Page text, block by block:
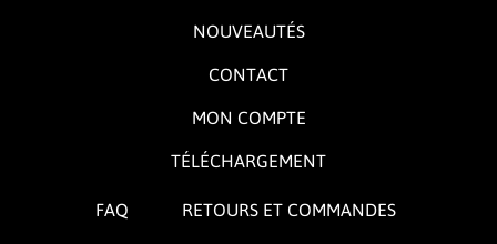
NOUVEAUTÉS
CONTACT
MON COMPTE
TÉLÉCHARGEMENT
FAQ RETOURS ET COMMANDES